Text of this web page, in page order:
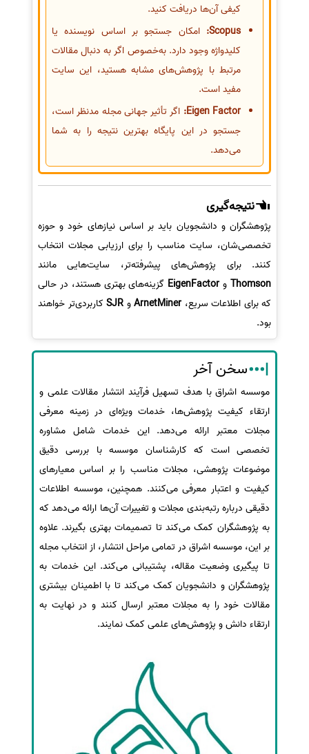
کیفی آن‌ها دریافت کنید.
Scopus: امکان جستجو بر اساس نویسنده یا
کلیدواژه وجود دارد. به‌خصوص اگر به دنبال مقالات
مرتبط با پژوهش‌های مشابه هستید، این سایت
مفید است.
Eigen Factor: اگر تأثیر جهانی مجله مدنظر است،
جستجو در این پایگاه بهترین نتیجه را به شما
می‌دهد.
نتیجه‌گیری
پژوهشگران و دانشجویان باید بر اساس نیازهای خود و حوزه
تخصصی‌شان، سایت مناسب را برای ارزیابی مجلات انتخاب
کنند. برای پژوهش‌های پیشرفته‌تر، سایت‌هایی مانند
ThomsonوEigenFactor گزینه‌های بهتری هستند، در حالی
که برای اطلاعات سریع،ArnetMinerو SJR کاربردی‌تر خواهند
بود.
سخن آخر
موسسه اشراق با هدف تسهیل فرآیند انتشار مقالات علمی و
ارتقاء کیفیت پژوهش‌ها، خدمات ویژه‌ای در زمینه معرفی
مجلات معتبر ارائه می‌دهد. این خدمات شامل مشاوره
تخصصی است که کارشناسان موسسه با بررسی دقیق
موضوعات پژوهشی، مجلات مناسب را بر اساس معیارهای
کیفیت و اعتبار معرفی می‌کنند. همچنین، موسسه اطلاعات
دقیقی درباره رتبه‌بندی مجلات و تغییرات آن‌ها ارائه می‌دهد که
به پژوهشگران کمک می‌کند تا تصمیمات بهتری بگیرند. علاوه
بر این، موسسه اشراق در تمامی مراحل انتشار، از انتخاب مجله
تا پیگیری وضعیت مقاله، پشتیبانی می‌کند. این خدمات به
پژوهشگران و دانشجویان کمک می‌کند تا با اطمینان بیشتری
مقالات خود را به مجلات معتبر ارسال کنند و در نهایت به
ارتقاء دانش و پژوهش‌های علمی کمک نمایند.